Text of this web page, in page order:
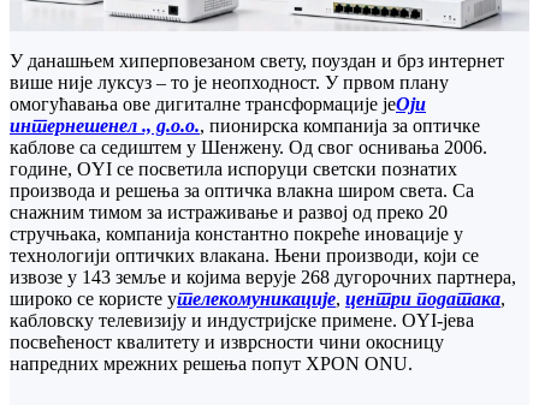
У данашњем хиперповезаном свету, поуздан и брз интернет
више није луксуз – то је неопходност. У првом плану
омогућавања ове дигиталне трансформације јеОји
интернешенел ., д.о.о., пионирска компанија за оптичке
каблове са седиштем у Шенжену. Од свог оснивања 2006.
године, OYI се посветила испоруци светски познатих
производа и решења за оптичка влакна широм света. Са
снажним тимом за истраживање и развој од преко 20
стручњака, компанија константно покреће иновације у
технологији оптичких влакана. Њени производи, који се
извозе у 143 земље и којима верује 268 дугорочних партнера,
широко се користе утелекомуникације, центри података,
кабловску телевизију и индустријске примене. OYI-јева
посвећеност квалитету и изврсности чини окосницу
напредних мрежних решења попут XPON ONU.